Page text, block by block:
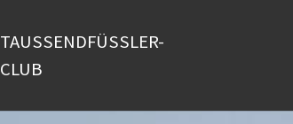
TAUSSENDFÜSSLER-
CLUB